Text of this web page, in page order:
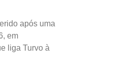
após uma
em
liga Turvo à